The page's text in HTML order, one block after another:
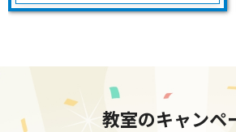
教室のキャンペ